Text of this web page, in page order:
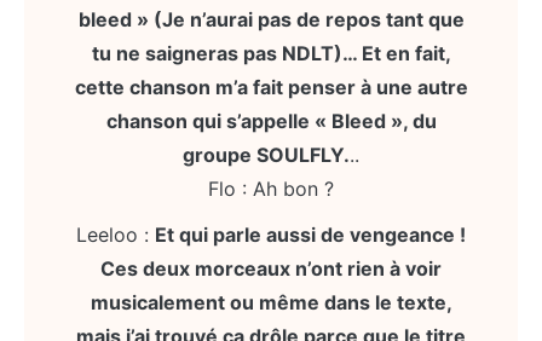
bleed » (Je n’aurai pas de repos tant que
tu ne saigneras pas NDLT)… Et en fait,
cette chanson m’a fait penser à une autre
chanson qui s’appelle « Bleed », du
groupe SOULFLY...
Flo : Ah bon ?
Leeloo : Et qui parle aussi de vengeance !
Ces deux morceaux n’ont rien à voir
musicalement ou même dans le texte,